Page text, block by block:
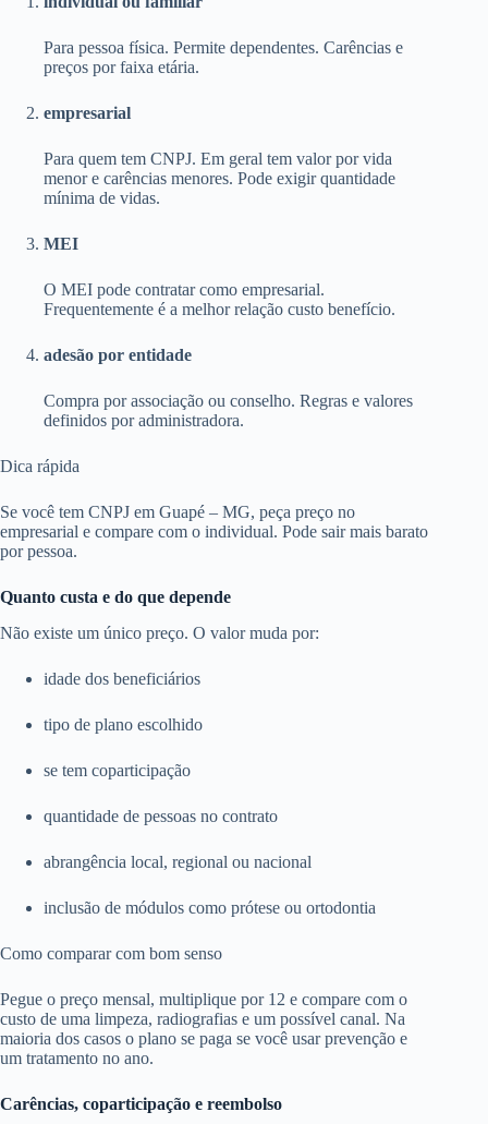
Para pessoa física. Permite dependentes. Carências e
preços por faixa etária.
empresarial
Para quem tem CNPJ. Em geral tem valor por vida
menor e carências menores. Pode exigir quantidade
mínima de vidas.
MEI
O MEI pode contratar como empresarial.
Frequentemente é a melhor relação custo benefício.
adesão por entidade
Compra por associação ou conselho. Regras e valores
definidos por administradora.
Dica rápida
Se você tem CNPJ em Guapé – MG, peça preço no
empresarial e compare com o individual. Pode sair mais barato
por pessoa.
Quanto custa e do que depende
Não existe um único preço. O valor muda por:
idade dos beneficiários
tipo de plano escolhido
se tem coparticipação
quantidade de pessoas no contrato
abrangência local, regional ou nacional
inclusão de módulos como prótese ou ortodontia
Como comparar com bom senso
Pegue o preço mensal, multiplique por 12 e compare com o
custo de uma limpeza, radiografias e um possível canal. Na
maioria dos casos o plano se paga se você usar prevenção e
um tratamento no ano.
Carências, coparticipação e reembolso